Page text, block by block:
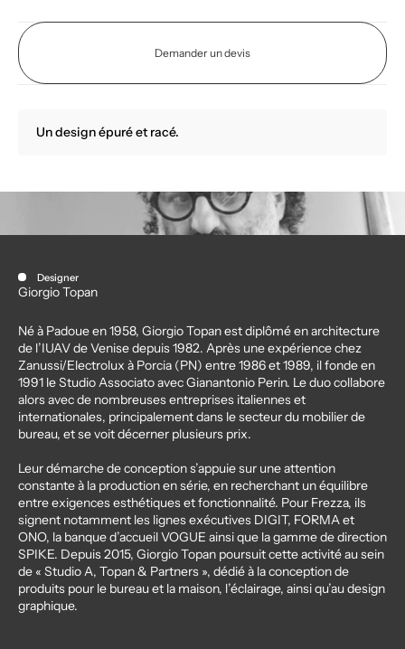
Demander un devis
Un design épuré et racé.
Designer
Giorgio Topan
Né à Padoue en 1958, Giorgio Topan est diplômé en architecture
de l’IUAV de Venise depuis 1982. Après une expérience chez
Zanussi/Electrolux à Porcia (PN) entre 1986 et 1989, il fonde en
1991 le Studio Associato avec Gianantonio Perin. Le duo collabore
alors avec de nombreuses entreprises italiennes et
internationales, principalement dans le secteur du mobilier de
bureau, et se voit décerner plusieurs prix.
Leur démarche de conception s’appuie sur une attention
constante à la production en série, en recherchant un équilibre
entre exigences esthétiques et fonctionnalité. Pour Frezza, ils
signent notamment les lignes exécutives DIGIT, FORMA et
ONO, la banque d’accueil VOGUE ainsi que la gamme de direction
SPIKE. Depuis 2015, Giorgio Topan poursuit cette activité au sein
de « Studio A, Topan & Partners », dédié à la conception de
produits pour le bureau et la maison, l’éclairage, ainsi qu’au design
graphique.